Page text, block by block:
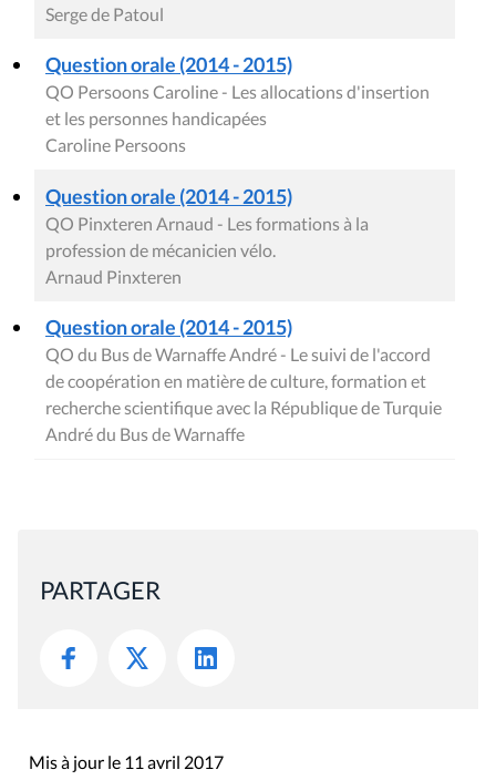
Serge de Patoul
Question orale (2014 - 2015)
QO Persoons Caroline - Les allocations d'insertion
et les personnes handicapées
Caroline Persoons
Question orale (2014 - 2015)
QO Pinxteren Arnaud - Les formations à la
profession de mécanicien vélo.
Arnaud Pinxteren
Question orale (2014 - 2015)
QO du Bus de Warnaffe André - Le suivi de l'accord
de coopération en matière de culture, formation et
recherche scientifique avec la République de Turquie
André du Bus de Warnaffe
PARTAGER
Mis à jour le 11 avril 2017